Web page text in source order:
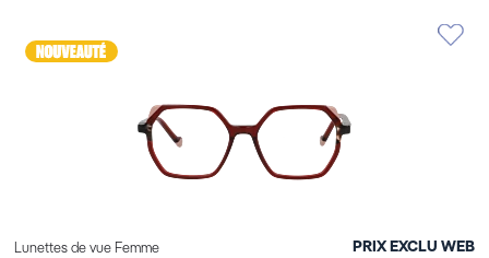
Lunettes de vue Femme PRIX EXCLU WEB